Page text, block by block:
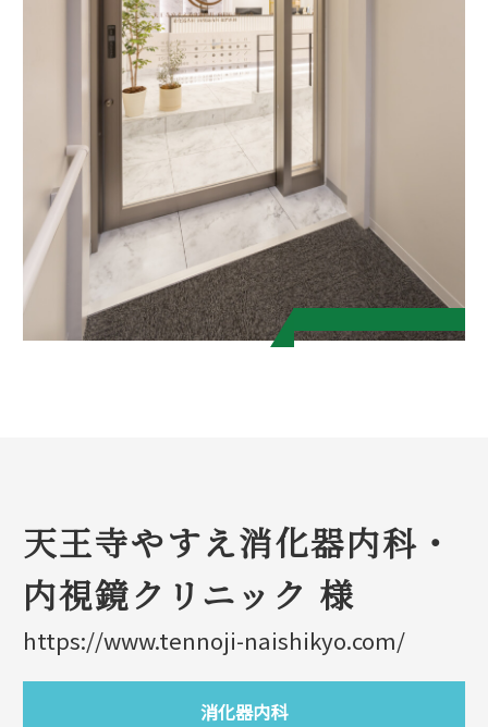
天王寺やすえ消化器内科・
内視鏡クリニック 様
https://www.tennoji-naishikyo.com/
消化器内科